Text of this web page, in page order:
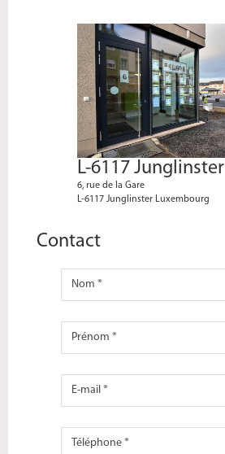
L-6117 Junglinster
6, rue de la Gare
L-6117 Junglinster Luxembourg
Contact